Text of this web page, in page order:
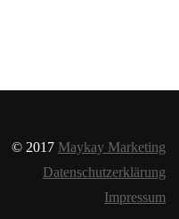
© 2017 Maykay Marketing
Datenschutzerklärung
Impressum